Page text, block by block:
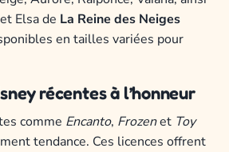
Elsa de La Reine des Neiges
en tailles variées pour
récentes à l’honneur
comme Encanto, Frozenet Toy
tendance. Ces licences offrent